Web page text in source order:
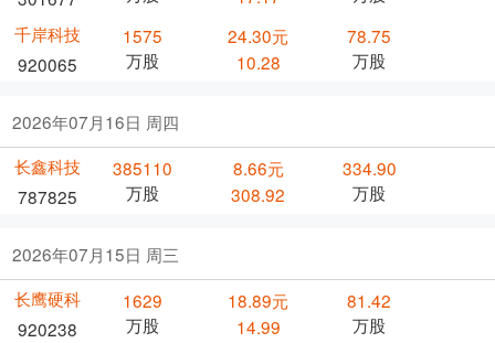
千岸科技
920065
1575
万股
24.30元
10.28
78.75
万股
2026年07月16日 周四
长鑫科技
787825
385110
万股
8.66元
308.92
334.90
万股
2026年07月15日 周三
长鹰硬科
920238
1629
万股
18.89元
14.99
81.42
万股